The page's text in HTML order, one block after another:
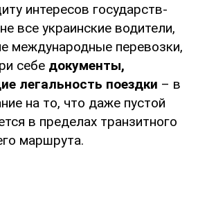
интересов государств-
все украинские водители,
международные перевозки,
себе документы,
легальность поездки – в
на то, что даже пустой
в пределах транзитного
маршрута.